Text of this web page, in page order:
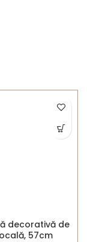
decorativă de
57cm